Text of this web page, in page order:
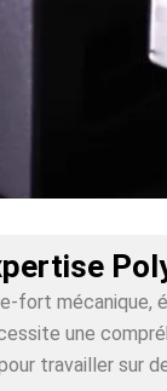
fort mécanique,
une
travailler sur